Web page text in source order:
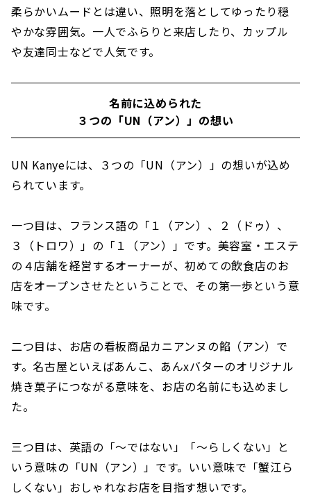
柔らかいムードとは違い、照明を落としてゆったり穏
やかな雰囲気。一人でふらりと来店したり、カップル
や友達同士などで人気です。
名前に込められた
３つの「UN（アン）」の想い
UN Kanyeには、３つの「UN（アン）」の想いが込め
られています。
一つ目は、フランス語の「１（アン）、２（ドゥ）、
３（トロワ）」の「１（アン）」です。美容室・エステ
の４店舗を経営するオーナーが、初めての飲食店のお
店をオープンさせたということで、その第一歩という意
味です。
二つ目は、お店の看板商品カニアンヌの餡（アン）で
す。名古屋といえばあんこ、あんxバターのオリジナル
焼き菓子につながる意味を、お店の名前にも込めまし
た。
三つ目は、英語の「〜ではない」「〜らしくない」と
いう意味の「UN（アン）」です。いい意味で「蟹江ら
しくない」おしゃれなお店を目指す想いです。